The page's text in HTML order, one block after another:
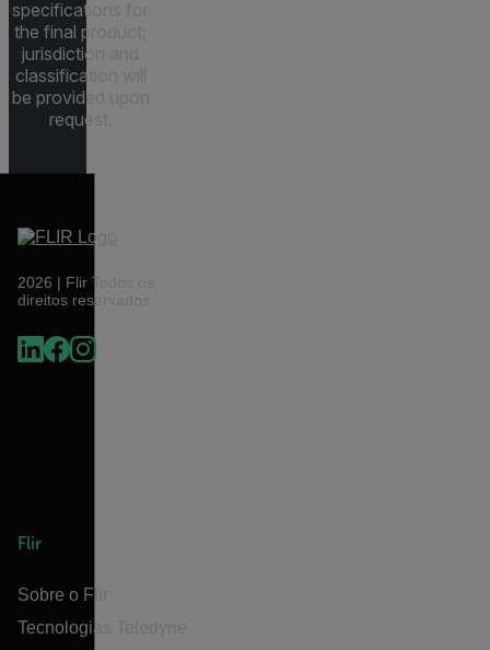
specifications for
the final product;
jurisdiction and
classification will
be provided upon
request.
2026 | Flir Todos os
direitos reservados.
Flir
Sobre o Flir
Tecnologias Teledyne